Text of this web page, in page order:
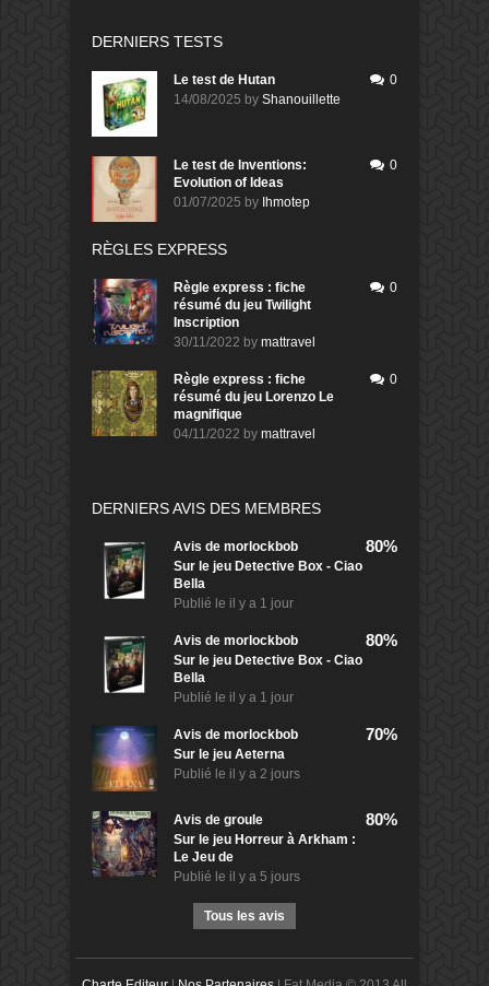
DERNIERS TESTS
Le test de Hutan
14/08/2025 by Shanouillette
0
Le test de Inventions:
Evolution of Ideas
01/07/2025 by Ihmotep
0
RÈGLES EXPRESS
Règle express : fiche
résumé du jeu Twilight
Inscription
30/11/2022 by mattravel
0
Règle express : fiche
résumé du jeu Lorenzo Le
magnifique
04/11/2022 by mattravel
0
DERNIERS AVIS DES MEMBRES
Avis de morlockbob
Sur le jeu Detective Box - Ciao
Bella
Publié le il y a 1 jour
80%
Avis de morlockbob
Sur le jeu Detective Box - Ciao
Bella
Publié le il y a 1 jour
80%
Avis de morlockbob
Sur le jeu Aeterna
Publié le il y a 2 jours
70%
Avis de groule
Sur le jeu Horreur à Arkham :
Le Jeu de
Publié le il y a 5 jours
80%
Tous les avis